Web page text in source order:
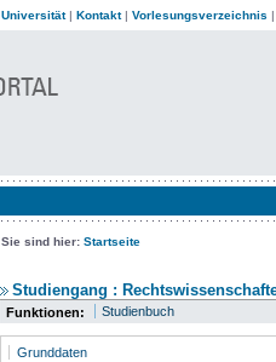
Universität| Kontakt| Vorlesungsverzeichnis
Sie sind hier: Startseite
Studiengang :
Funktionen: Studienbuch
Grunddaten